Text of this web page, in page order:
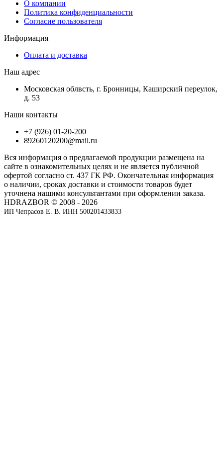
О компании
Политика конфиденциальности
Согласие пользователя
Информация
Оплата и доставка
Наш адрес
Московская облвсть, г. Бронницы, Каширский переулок,
д. 53
Наши контакты
+7 (926) 01-20-200
89260120200@mail.ru
Вся информация о предлагаемой продукции размещена на
сайте в ознакомительных целях и не является публичной
офертой согласно ст. 437 ГК РФ. Окончательная информация
о наличии, сроках доставки и стоимости товаров будет
уточнена нашими консультантами при оформлении заказа.
HDRAZBOR © 2008 - 2026
ИП Чепрасов Е. В. ИНН 500201433833